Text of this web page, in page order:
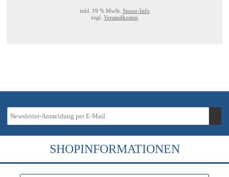
inkl. 19 % MwSt. Steuer-Info
zzgl. Versandkosten
SHOPINFORMATIONEN